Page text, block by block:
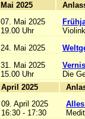
Mai 2025
07. Mai 2025
19.00 Uhr
24. Mai 2025
31. Mai 2025
15.00 Uhr
Die
April 2025
09. April 2025
16:30 - 17:30